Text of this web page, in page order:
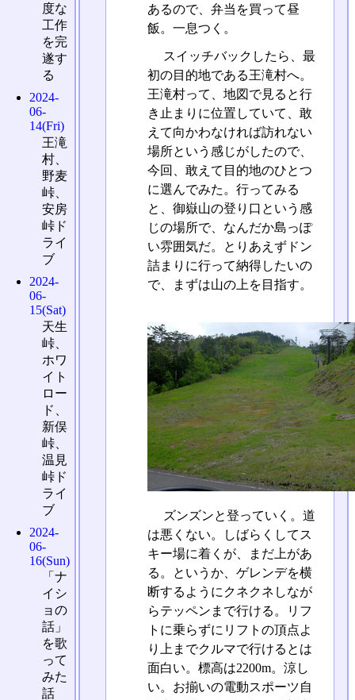
あるので、弁当を買って昼
飯。一息つく。
スイッチバックしたら、最
初の目的地である王滝村へ。
王滝村って、地図で見ると行
き止まりに位置していて、敢
えて向かわなければ訪れない
場所という感じがしたので、
今回、敢えて目的地のひとつ
に選んでみた。行ってみる
と、御嶽山の登り口という感
じの場所で、なんだか島っぽ
い雰囲気だ。とりあえずドン
詰まりに行って納得したいの
で、まずは山の上を目指す。
ズンズンと登っていく。道
は悪くない。しばらくしてス
キー場に着くが、まだ上があ
る。というか、ゲレンデを横
断するようにクネクネしなが
らテッペンまで行ける。リフ
トに乗らずにリフトの頂点よ
り上までクルマで行けるとは
面白い。標高は2200m。涼し
い。お揃いの電動スポーツ自
度な
工作
を完
遂す
る
2024-
06-
14(Fri)
王滝
村、
野麦
峠、
安房
峠ド
ライ
ブ
2024-
06-
15(Sat)
天生
峠、
ホワ
イト
ロー
ド、
新俣
峠、
温見
峠ド
ライ
ブ
2024-
06-
16(Sun)
「ナ
イシ
ョの
話」
を歌
って
みた
話